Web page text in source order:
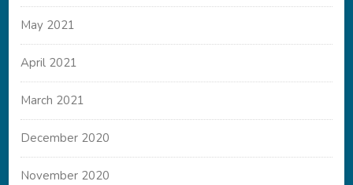
May 2021
April 2021
March 2021
December 2020
November 2020